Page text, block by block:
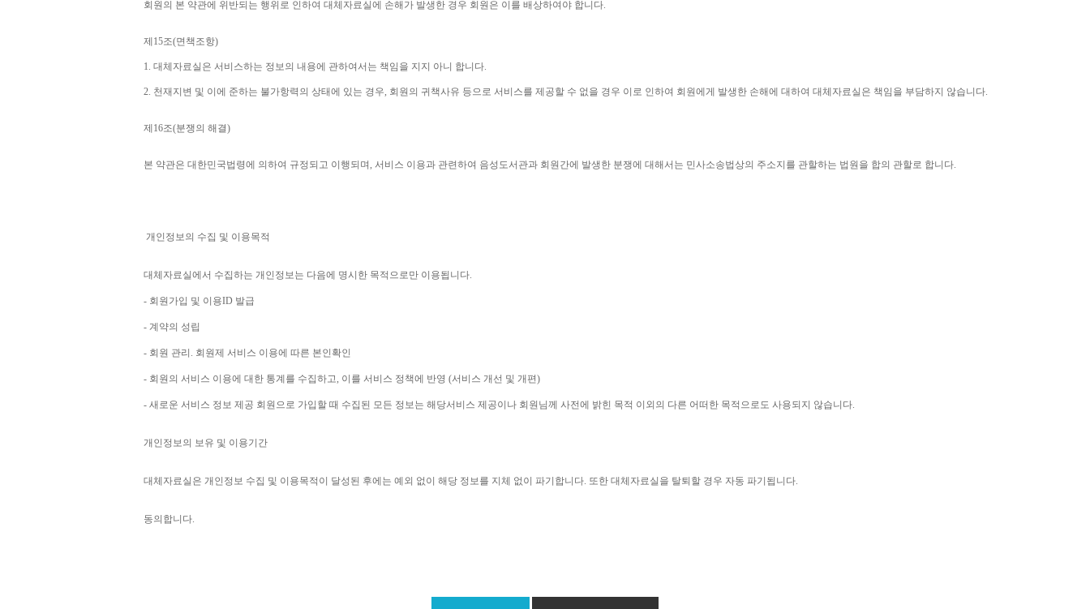
회원의 본 약관에 위반되는 행위로 인하여 대체자료실에 손해가 발생한 경우 회원은 이를 배상하여야 합니다.
제 15조(면책조항)
1. 대체자료실은 서비스하는 정보의 내용에 관하여서는 책임을 지지 아니 합니다.
2. 천재지변 및 이에 준하는 불가항력의 상태에 있는 경우, 회원의 귀책사유 등으로 서비스를 제공할 수 없을 경우 이로 인하여 회원에게 발생한 손해에 대하여 대체자료실은 책임을 부담하지 않습니다.
제 16조(분쟁의 해결)
본 약관은 대한민국법령에 의하여 규정되고 이행되며, 서비스 이용과 관련하여 음성도서관과 회원간에 발생한 분쟁에 대해서는 민사소송법상의 주소지를 관할하는 법원을 합의 관할로 합니다.
개인정보의 수집 및 이용목적
대체자료실에서 수집하는 개인정보는 다음에 명시한 목적으로만 이용됩니다.
- 회원가입 및 이용ID 발급
- 계약의 성립
- 회원 관리 . 회원제 서비스 이용에 따른 본인확인
- 회원의 서비스 이용에 대한 통계를 수집하고, 이를 서비스 정책에 반영 (서비스 개선 및 개편)
- 새로운 서비스 정보 제공 회원으로 가입할 때 수집된 모든 정보는 해당서비스 제공이나 회원님께 사전에 밝힌 목적 이외의 다른 어떠한 목적으로도 사용되지 않습니다.
개인정보의 보유 및 이용기간
대체자료실은 개인정보 수집 및 이용목적이 달성된 후에는 예외 없이 해당 정보를 지체 없이 파기합니다. 또한 대체자료실을 탈퇴할 경우 자동 파기됩니다.
동의합니다.